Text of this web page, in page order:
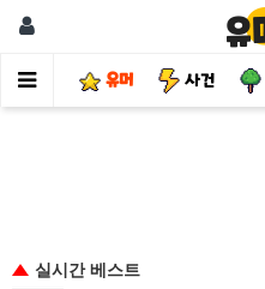
유머 사건
실시간 베스트